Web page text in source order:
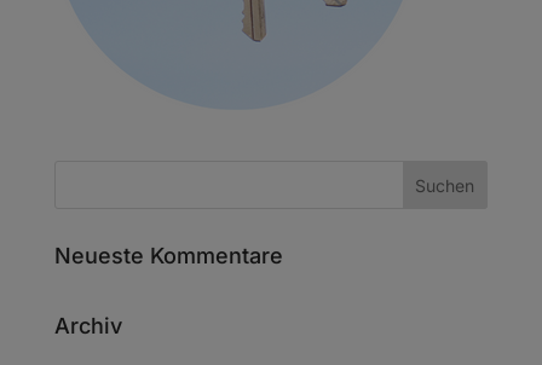
Neueste Kommentare
Archiv